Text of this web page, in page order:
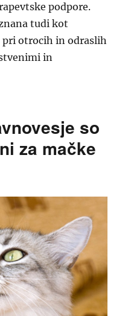
podpore.
tudi kot
pri otrocih in odraslih
in
so
za mačke